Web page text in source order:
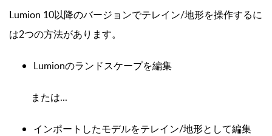
Lumion 10以降のバージョンでテレイン/地形を操作するに
は2つの方法があります。
Lumionのランドスケープを編集
または...
インポートしたモデルをテレイン/地形として編集